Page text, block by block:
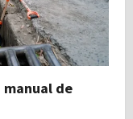
de